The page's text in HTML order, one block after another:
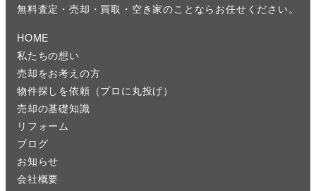
無料査定・売却・買取・空き家のことならお任せください。
HOME
私たちの想い
売却をお考えの方
物件探しを依頼（プロに丸投げ）
売却の基礎知識
リフォーム
ブログ
お知らせ
会社概要